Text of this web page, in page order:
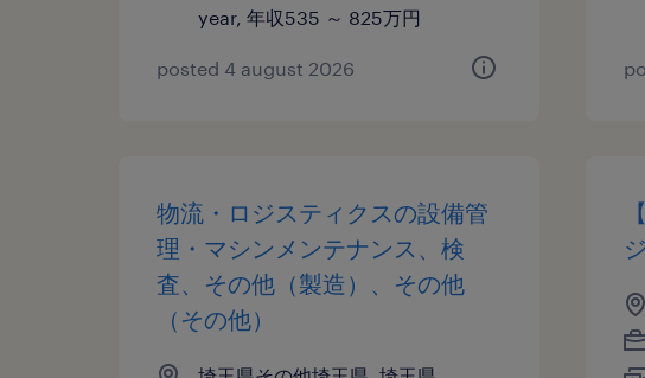
year, 年収535 ～ 825万円
posted 4 august 2026
物流・ロジスティクスの設備管
理・マシンメンテナンス、検
査、その他（製造）、その他
（その他）